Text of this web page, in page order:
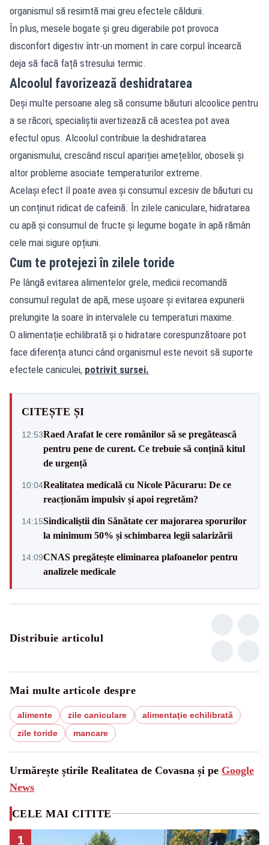
organismul să resimtă mai greu efectele căldurii.
În plus, mesele bogate și greu digerabile pot provoca
disconfort digestiv într-un moment în care corpul încearcă
deja să facă față stresului termic.
Alcoolul favorizează deshidratarea
Deși multe persoane aleg să consume băuturi alcoolice pentru
a se răcori, specialiștii avertizează că acestea pot avea
efectul opus. Alcoolul contribuie la deshidratarea
organismului, crescând riscul apariției amețelilor, oboselii și
altor probleme asociate temperaturilor extreme.
Același efect îl poate avea și consumul excesiv de băuturi cu
un conținut ridicat de cafeină. În zilele caniculare, hidratarea
cu apă și consumul de fructe și legume bogate în apă rămân
cele mai sigure opțiuni.
Cum te protejezi în zilele toride
Pe lângă evitarea alimentelor grele, medicii recomandă
consumul regulat de apă, mese ușoare și evitarea expunerii
prelungite la soare în intervalele cu temperaturi maxime.
O alimentație echilibrată și o hidratare corespunzătoare pot
face diferența atunci când organismul este nevoit să suporte
efectele caniculei, potrivit sursei.
CITEȘTE ȘI
12:53Raed Arafat le cere românilor să se pregătească
pentru pene de curent. Ce trebuie să conțină kitul
de urgență
10:04Realitatea medicală cu Nicole Păcuraru: De ce
reacționăm impulsiv și apoi regretăm?
14:15Sindicaliștii din Sănătate cer majorarea sporurilor
la minimum 50% și schimbarea legii salarizării
14:09CNAS pregătește eliminarea plafoanelor pentru
analizele medicale
Distribuie articolul
Mai multe articole despre
alimente zile caniculare
alimentaţie echilibrată
zile toride
mancare
Urmărește știrile Realitatea de Covasna și pe Google
News
CELE MAI CITITE
1